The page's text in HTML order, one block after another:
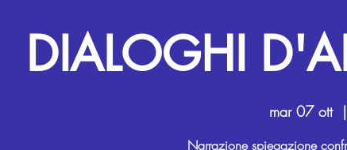
DIALOGHI
mar 07 ott
  |
Narrazione spiegazione